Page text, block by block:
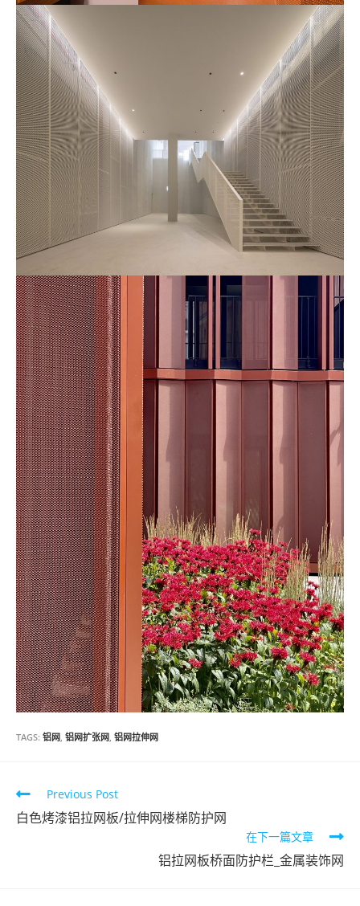
TAGS: 铝网 铝网扩张网 铝网拉伸网
Read
more
Previous Post
白色烤漆铝拉网板/拉伸网楼梯防护网
在下一篇文章
铝拉网板桥面防护栏_金属装饰网